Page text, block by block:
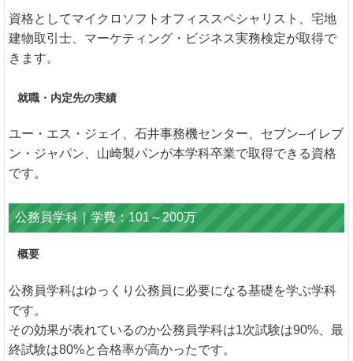
資格としてマイクロソフトオフィススペシャリスト、宅地
建物取引士、マーケティング・ビジネス実務検定が取得で
きます。
就職・内定先の実績
ユー・エス・ジェイ、石井事務機センター、セブン–イレブ
ン・ジャパン、山崎製パンが本学科卒業で取得できる資格
です。
公務員学科｜学費：101～200万
概要
公務員学科はゆっくり公務員に必要になる基礎を学ぶ学科
です。
その効果が表れているのか公務員学科は1次試験は90%、最
終試験は80%と合格率が高かったです。